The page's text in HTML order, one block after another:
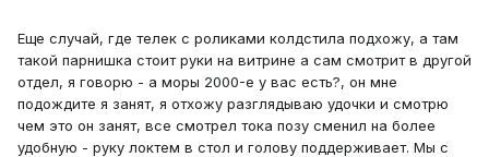
Еще случай, где телек с роликами колдстила подхожу, а там
такой парнишка стоит руки на витрине а сам смотрит в другой
отдел, я говорю - а моры 2000-е у вас есть?, он мне
подождите я занят, я отхожу разглядываю удочки и смотрю
чем это он занят, все смотрел тока позу сменил на более
удобную - руку локтем в стол и голову поддерживает. Мы с